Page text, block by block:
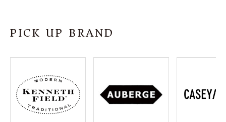
INFORMATION
ご利用ガイド
プライバシーポリシー
特定商取引法について
お問い合わせ
PICK UP BRAND